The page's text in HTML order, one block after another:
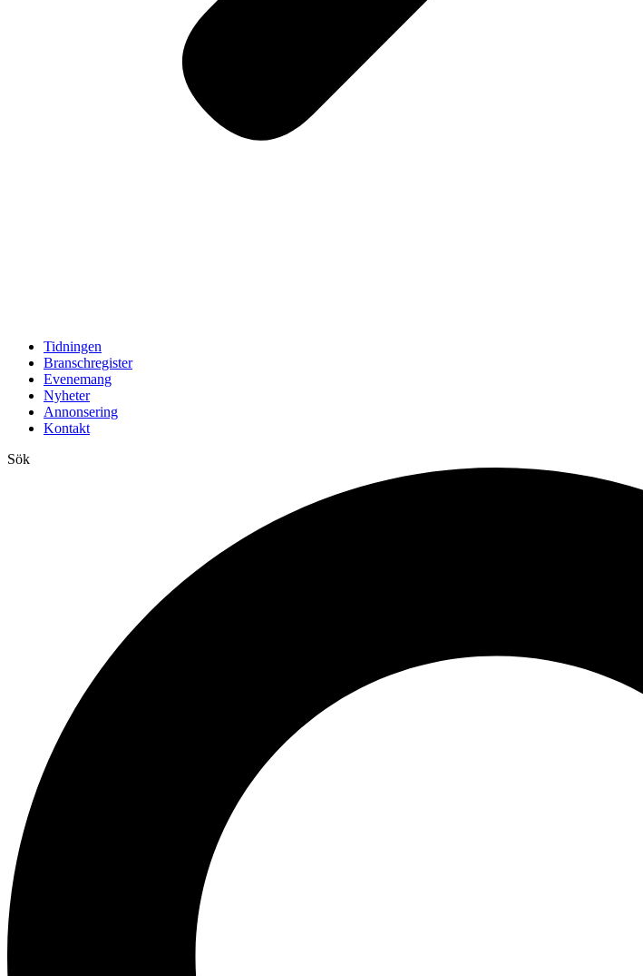
Tidningen
Branschregister
Evenemang
Nyheter
Annonsering
Kontakt
Sök